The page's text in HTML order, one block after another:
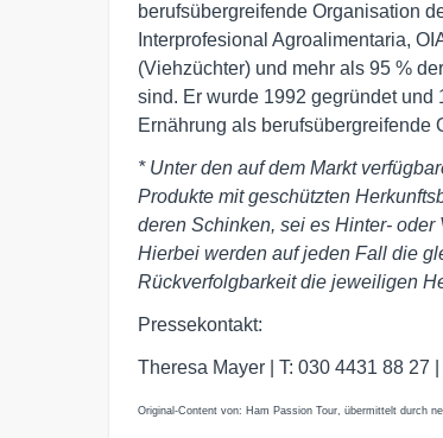
berufsübergreifende Organisation
Interprofesional Agroalimentaria,
(Viehzüchter) und mehr als 95 %
sind. Er wurde 1992 gegründet und
Ernährung als berufsübergreifende
* Unter den auf dem Markt
Produkte mit geschützten
deren Schinken, sei es Hinter-
Hierbei werden auf jeden Fall die
Rückverfolgbarkeit die jeweiligen
Pressekontakt:
Theresa Mayer | T: 030 4431 88 27 |
Original-Content von: Ham Passion Tour, übermittelt durch